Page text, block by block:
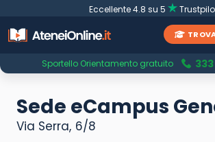
Eccellente 4.8 su 5
Sportello Orientamento gratuito
Sede eCampus
Via Serra, 6/8